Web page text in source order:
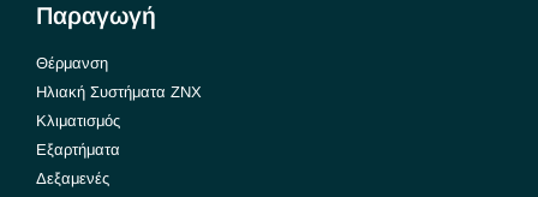
Παραγωγή
Θέρμανση
Ηλιακή Συστήματα ΖΝΧ
Κλιματισμός
Εξαρτήματα
Δεξαμενές